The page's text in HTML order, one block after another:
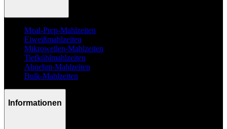
Meal-Prep-Mahlzeiten
Eiweißmahlzeiten
Mikrowellen-Mahlzeiten
Tiefkühlmahlzeiten
Abnehm-Mahlzeiten
Bulk-Mahlzeiten
Informationen